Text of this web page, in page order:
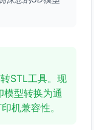
STL工具。现
型转换为通
机兼容性。